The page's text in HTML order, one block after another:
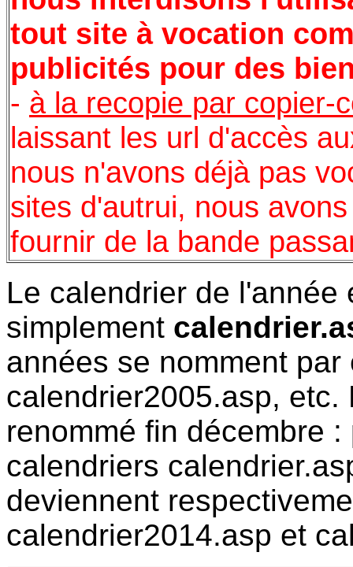
tout site à vocation
publicités pour des
- à la recopie par copier-
laissant les url d'accès
nous n'avons déjà pas
sites d'autrui, nous
fournir de la bande
Le calendrier de
simplement
années se nomment
calendrier2005.asp,
renommé fin décembre
calendriers
deviennent
calendrier2014.asp et